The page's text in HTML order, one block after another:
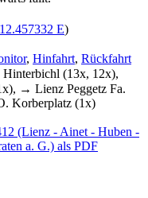
E)
, Hinfahrt, Rückfahrt
Hinterbichl (13x, 12x),
→ Lienz Peggetz Fa.
Korberplatz (1x)
(Lienz - Ainet - Huben -
a. G.) als PDF